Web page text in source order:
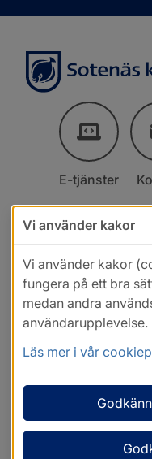
E-tjänster
Vi använder kakor
Vi använder kakor
fungera på ett bra
medan andra
användarupplevelse.
Läs mer i vår